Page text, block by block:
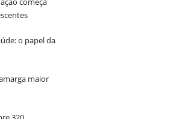
o papel da
maior